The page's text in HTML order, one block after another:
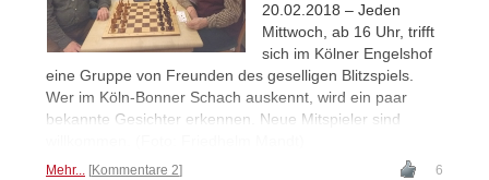
20.02.2018 – Jeden
Mittwoch, ab 16 Uhr, trifft
sich im Kölner Engelshof
eine Gruppe von Freunden des geselligen Blitzspiels.
Wer im Köln-Bonner Schach auskennt, wird ein paar
bekannte Gesichter erkennen. Neue Mitspieler sind
Mehr... Kommentare 2 6